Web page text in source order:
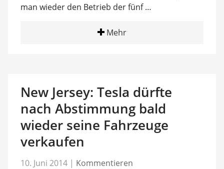
man wieder den Betrieb der fünf …
Mehr
New Jersey: Tesla dürfte
nach Abstimmung bald
wieder seine Fahrzeuge
verkaufen
10. Juni 2014 | Kommentieren